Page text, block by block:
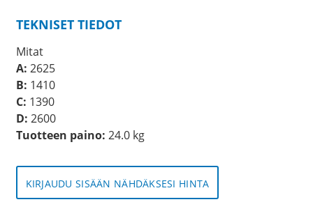
TEKNISET TIEDOT
Mitat
A: 2625
B: 1410
C: 1390
D: 2600
Tuotteen paino: 24.0 kg
KIRJAUDU SISÄÄN NÄHDÄKSESI HINTA